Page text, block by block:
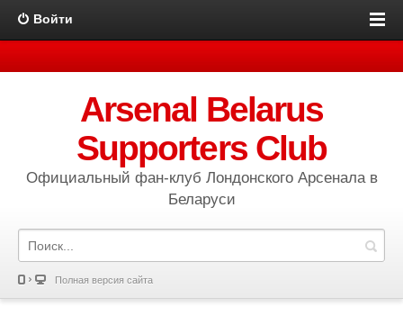
Войти
Arsenal Belarus
Supporters Club
Официальный фан-клуб Лондонского Арсенала в
Беларуси
Полная версия сайта